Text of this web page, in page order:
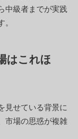
中級者までが実践
。
はこれほ
見せている背景に
市場の思惑が複雑